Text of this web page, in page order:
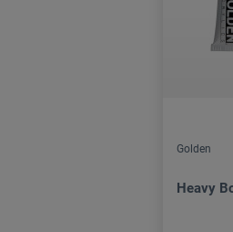
Golden
Heavy